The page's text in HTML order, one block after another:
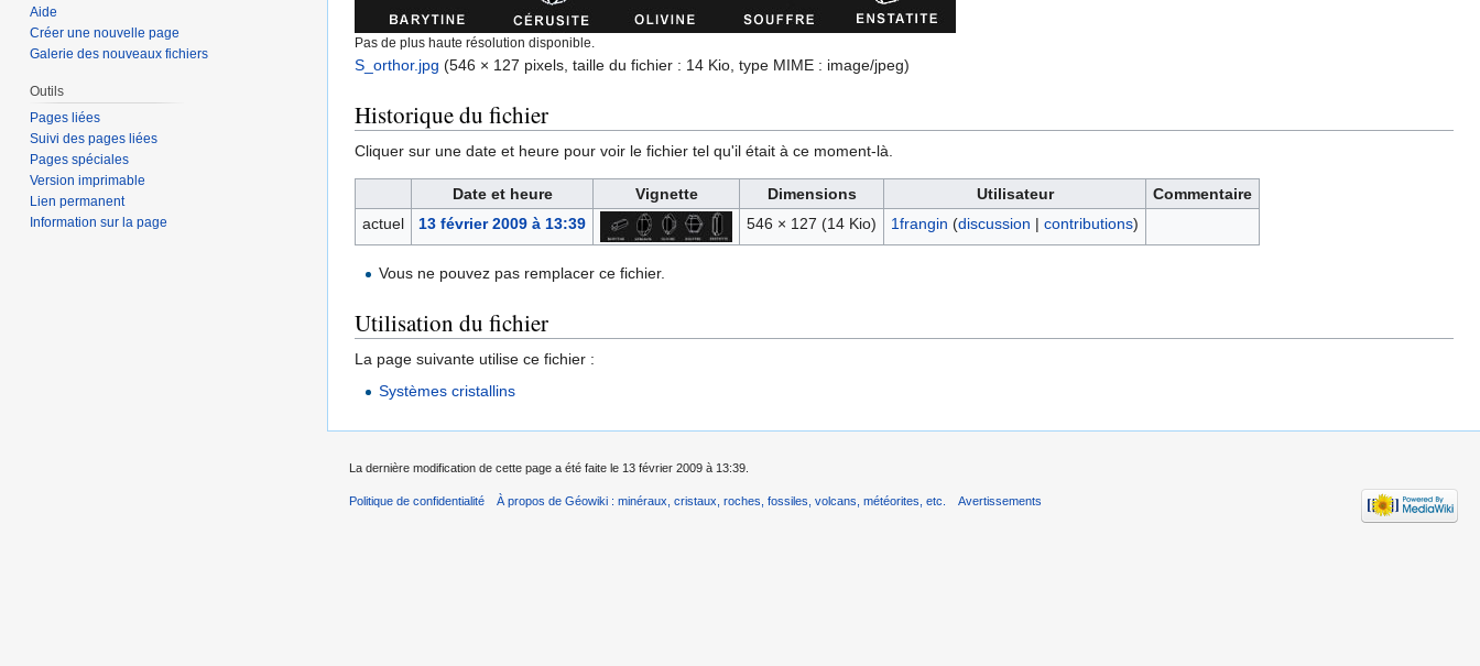
Pas de plus haute résolution disponible.
S_orthor.jpg (546 × 127 pixels, taille du fichier : 14 Kio, type MIME : image/jpeg)
Historique du fichier
Cliquer sur une date et heure pour voir le fichier tel qu'il était à ce moment-là.
Date et heure Vignette Dimensions Utilisateur
Commentaire
actuel
13 février 2009 à 13:39 546 × 127 (14 Kio) 1frangin (discussion | contributions)
Vous ne pouvez pas remplacer ce fichier.
Utilisation du fichier
La page suivante utilise ce fichier :
Systèmes cristallins
Aide
Créer une nouvelle page
Galerie des nouveaux fichiers
Outils
Pages liées
Suivi des pages liées
Pages spéciales
Version imprimable
Lien permanent
Information sur la page
La dernière modification de cette page a été faite le 13 février 2009 à 13:39.
Politique de confidentialité À propos de Géowiki : minéraux, cristaux, roches, fossiles, volcans, météorites, etc. Avertissements